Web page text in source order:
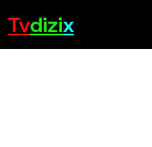
Tvdizix